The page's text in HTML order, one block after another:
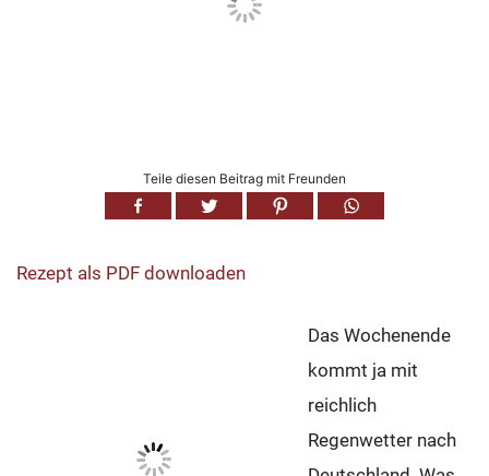
Teile diesen Beitrag mit Freunden
Rezept als PDF downloaden
Das Wochenende
kommt ja mit
reichlich
Regenwetter nach